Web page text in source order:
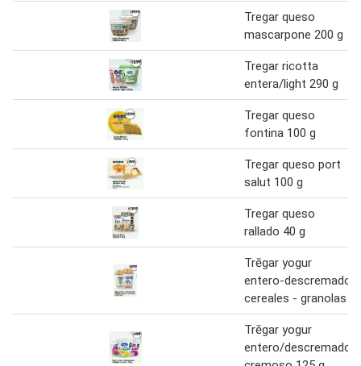
Tregar queso
mascarpone 200 g
Tregar ricotta
entera/light 290 g
Tregar queso
fontina 100 g
Tregar queso port
salut 100 g
Tregar queso
rallado 40 g
Trēgar yogur
entero-descremado
cereales - granolas
Trēgar yogur
entero/descremado